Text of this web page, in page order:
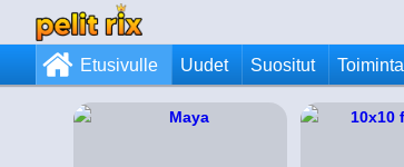
Etusivulle Uudet Suositut Toiminta